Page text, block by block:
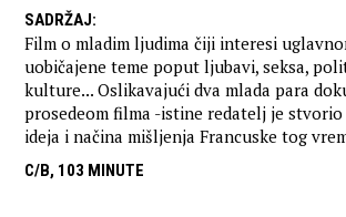
SADRŽAJ:
Film o mladim ljudima čiji interesi
uobičajene teme poput ljubavi, seksa,
kulture... Oslikavajući dva mlada para
prosedeom filma -istine redatelj je
ideja i načina mišljenja Francuske tog
C/B, 103 MINUTE